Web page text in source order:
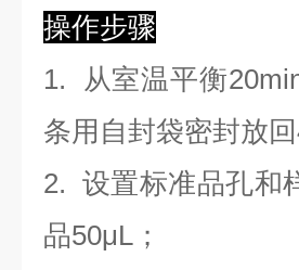
操作步骤
1. 从室温平衡
条用自封袋密封放回
2. 设置标准品孔和
品50μL；